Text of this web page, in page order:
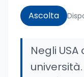
Ascolta
Negli